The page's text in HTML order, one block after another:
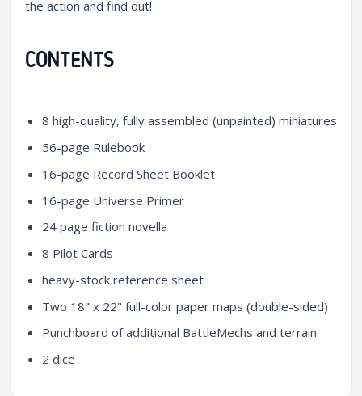
the action and find out!
CONTENTS
8 high-quality, fully assembled (unpainted) miniatures
56-page Rulebook
16-page Record Sheet Booklet
16-page Universe Primer
24 page fiction novella
8 Pilot Cards
heavy-stock reference sheet
Two 18" x 22" full-color paper maps (double-sided)
Punchboard of additional BattleMechs and terrain
2 dice